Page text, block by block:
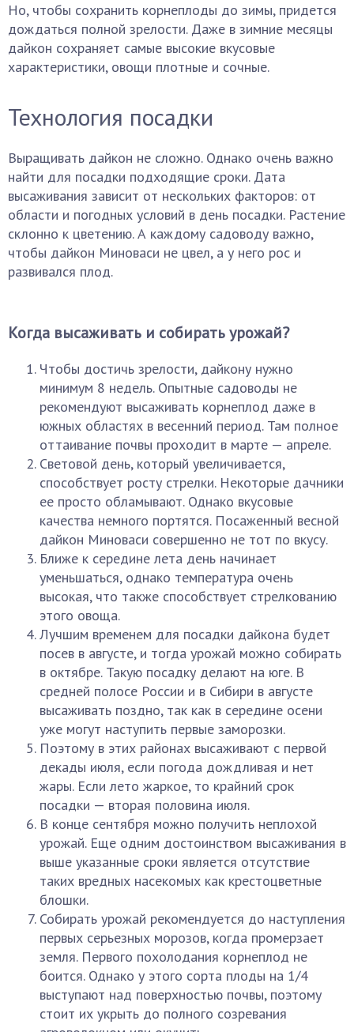
Но, чтобы сохранить корнеплоды до зимы, придется
дождаться полной зрелости. Даже в зимние месяцы
дайкон сохраняет самые высокие вкусовые
характеристики, овощи плотные и сочные.
Технология посадки
Выращивать дайкон не сложно. Однако очень важно
найти для посадки подходящие сроки. Дата
высаживания зависит от нескольких факторов: от
области и погодных условий в день посадки. Растение
склонно к цветению. А каждому садоводу важно,
чтобы дайкон Миноваси не цвел, а у него рос и
развивался плод.
Когда высаживать и собирать урожай?
Чтобы достичь зрелости, дайкону нужно
минимум 8 недель. Опытные садоводы не
рекомендуют высаживать корнеплод даже в
южных областях в весенний период. Там полное
оттаивание почвы проходит в марте — апреле.
Световой день, который увеличивается,
способствует росту стрелки. Некоторые дачники
ее просто обламывают. Однако вкусовые
качества немного портятся. Посаженный весной
дайкон Миноваси совершенно не тот по вкусу.
Ближе к середине лета день начинает
уменьшаться, однако температура очень
высокая, что также способствует стрелкованию
этого овоща.
Лучшим временем для посадки дайкона будет
посев в августе, и тогда урожай можно собирать
в октябре. Такую посадку делают на юге. В
средней полосе России и в Сибири в августе
высаживать поздно, так как в середине осени
уже могут наступить первые заморозки.
Поэтому в этих районах высаживают с первой
декады июля, если погода дождливая и нет
жары. Если лето жаркое, то крайний срок
посадки — вторая половина июля.
В конце сентября можно получить неплохой
урожай. Еще одним достоинством высаживания в
выше указанные сроки является отсутствие
таких вредных насекомых как крестоцветные
блошки.
Собирать урожай рекомендуется до наступления
первых серьезных морозов, когда промерзает
земля. Первого похолодания корнеплод не
боится. Однако у этого сорта плоды на 1/4
выступают над поверхностью почвы, поэтому
стоит их укрыть до полного созревания